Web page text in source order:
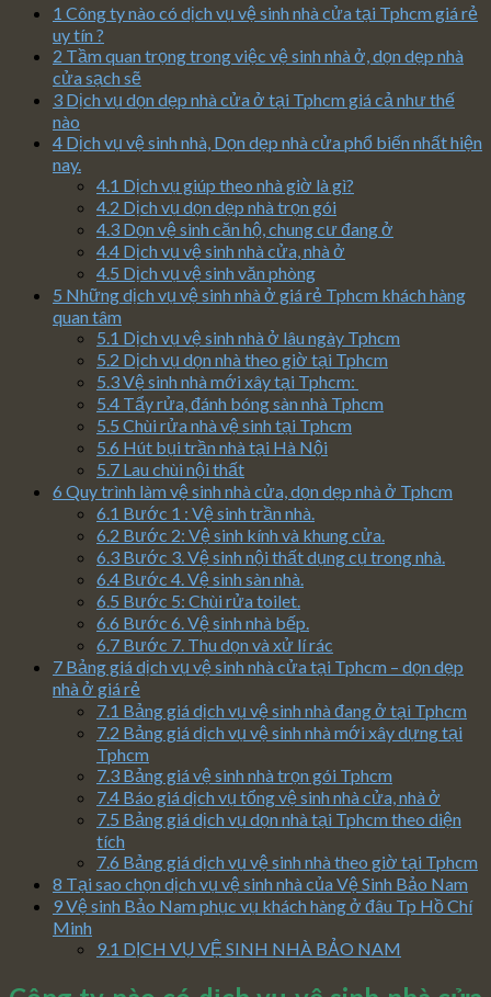
1 Công ty nào có dịch vụ vệ sinh nhà cửa tại Tphcm giá rẻ
uy tín ?
2 Tầm quan trọng trong việc vệ sinh nhà ở, dọn dẹp nhà
cửa sạch sẽ
3 Dịch vụ dọn dẹp nhà cửa ở tại Tphcm giá cả như thế
nào
4 Dịch vụ vệ sinh nhà, Dọn dẹp nhà cửa phổ biến nhất hiện
nay.
4.1 Dịch vụ giúp theo nhà giờ là gì?
4.2 Dịch vụ dọn dẹp nhà trọn gói
4.3 Dọn vệ sinh căn hộ, chung cư đang ở
4.4 Dịch vụ vệ sinh nhà cửa, nhà ở
4.5 Dịch vụ vệ sinh văn phòng
5 Những dịch vụ vệ sinh nhà ở giá rẻ Tphcm khách hàng
quan tâm
5.1 Dịch vụ vệ sinh nhà ở lâu ngày Tphcm
5.2 Dịch vụ dọn nhà theo giờ tại Tphcm
5.3Vệ sinh nhà mới xây tại Tphcm:
5.4 Tẩy rửa, đánh bóng sàn nhà Tphcm
5.5 Chùi rửa nhà vệ sinh tại Tphcm
5.6 Hút bụi trần nhà tại Hà Nội
5.7 Lau chùi nội thất
6 Quy trình làm vệ sinh nhà cửa, dọn dẹp nhà ở Tphcm
6.1 Bước 1 : Vệ sinh trần nhà.
6.2 Bước 2: Vệ sinh kính và khung cửa.
6.3 Bước 3. Vệ sinh nội thất dụng cụ trong nhà.
6.4 Bước 4. Vệ sinh sàn nhà.
6.5 Bước 5: Chùi rửa toilet.
6.6 Bước 6. Vệ sinh nhà bếp.
6.7 Bước 7. Thu dọn và xử lí rác
7 Bảng giá dịch vụ vệ sinh nhà cửa tại Tphcm – dọn dẹp
nhà ở giá rẻ
7.1 Bảng giá dịch vụ vệ sinh nhà đang ở tại Tphcm
7.2 Bảng giá dịch vụ vệ sinh nhà mới xây dựng tại
Tphcm
7.3 Bảng giá vệ sinh nhà trọn gói Tphcm
7.4 Báo giá dịch vụ tổng vệ sinh nhà cửa, nhà ở
7.5 Bảng giá dịch vụ dọn nhà tại Tphcm theo diện
tích
7.6 Bảng giá dịch vụ vệ sinh nhà theo giờ tại Tphcm
8 Tại sao chọn dịch vụ vệ sinh nhà của Vệ Sinh Bảo Nam
9Vệ sinh Bảo Nam phục vụ khách hàng ở đâu Tp Hồ Chí
Minh
9.1 DỊCH VỤ VỆ SINH NHÀ BẢO NAM